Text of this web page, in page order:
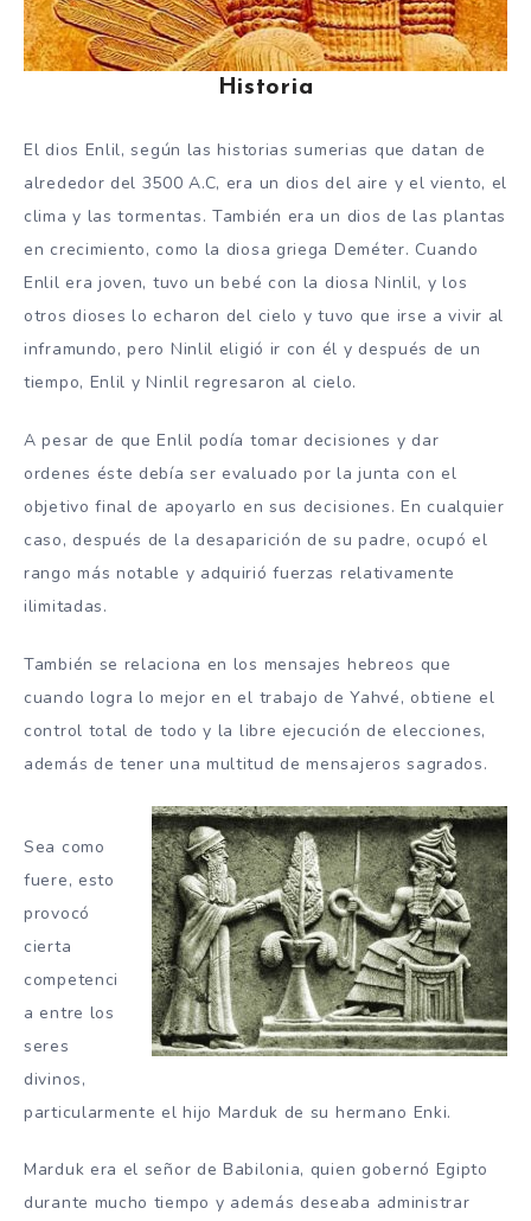
Historia
El dios Enlil, según las historias sumerias que datan de
alrededor del 3500 A.C, era un dios del aire y el viento, el
clima y las tormentas. También era un dios de las plantas
en crecimiento, como la diosa griega Deméter. Cuando
Enlil era joven, tuvo un bebé con la diosa Ninlil, y los
otros dioses lo echaron del cielo y tuvo que irse a vivir al
inframundo, pero Ninlil eligió ir con él y después de un
tiempo, Enlil y Ninlil regresaron al cielo.
A pesar de que Enlil podía tomar decisiones y dar
ordenes éste debía ser evaluado por la junta con el
objetivo final de apoyarlo en sus decisiones. En cualquier
caso, después de la desaparición de su padre, ocupó el
rango más notable y adquirió fuerzas relativamente
ilimitadas.
También se relaciona en los mensajes hebreos que
cuando logra lo mejor en el trabajo de Yahvé, obtiene el
control total de todo y la libre ejecución de elecciones,
además de tener una multitud de mensajeros sagrados.
Sea como
fuere, esto
provocó
cierta
competenci
a entre los
seres
divinos,
particularmente el hijo Marduk de su hermano Enki.
Marduk era el señor de Babilonia, quien gobernó Egipto
durante mucho tiempo y además deseaba administrar